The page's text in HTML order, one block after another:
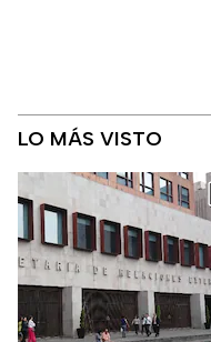
LO MÁS VISTO